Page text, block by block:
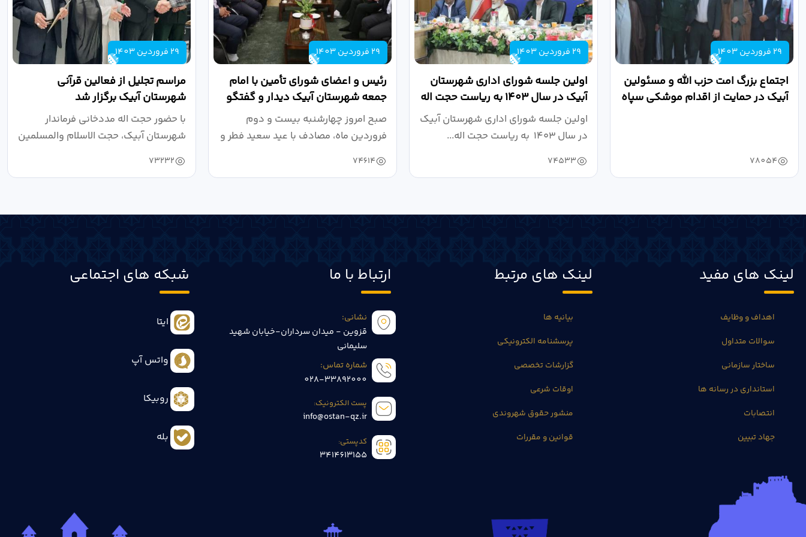
29 فروردین 1403
اجتماع بزرگ امت حزب الله و مسئولین
آبیک در حمایت از اقدام موشکی سپاه
78054
29 فروردین 1403
اولین جلسه شورای اداری شهرستان
آبیک در سال ۱۴۰۳ به ریاست حجت اله
مددخانی...
اولین جلسه شورای اداری شهرستان آبیک
در سال ۱۴۰۳ به ریاست حجت اله...
74533
29 فروردین 1403
رئیس و اعضای شورای تأمین با امام
جمعه شهرستان آبیک دیدار و گفتگو
کردند
صبح امروز چهارشنبه بیست و دوم
فروردین ماه، مصادف با عید سعید فطر و
به مناسبت...
74614
29 فروردین 1403
مراسم تجلیل از فعالین قرآنی
شهرستان آبیک برگزار شد
با حضور حجت اله مددخانی فرماندار
شهرستان آبیک، حجت الاسلام والمسلمین
روحانی...
73232
لینک های مفید
اهداف و وظایف
سوالات متداول
ساختار سازمانی
استانداری در رسانه ها
انتصابات
جهاد تبیین
لینک های مرتبط
بیانیه ها
پرسشنامه الکترونیکی
گزارشات تخصصی
اوقات شرعی
منشور حقوق شهروندی
قوانین و مقررات
ارتباط با ما
نشانی:
قزوین - میدان سرداران-خیابان شهید
سلیمانی
شماره تماس:
028-33892000
پست الکترونیک:
info@ostan-qz.ir
کدپستی:
3414613155
شبکه های اجتماعی
ایتا
واتس آپ
روبیکا
بله